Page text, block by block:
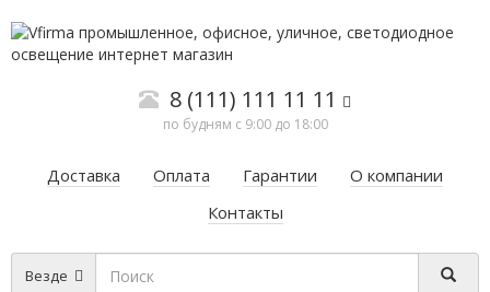
8 (111) 111 11 11
по будням с 9:00 до 18:00
Доставка Оплата Гарантии
О компании
Контакты
Везде